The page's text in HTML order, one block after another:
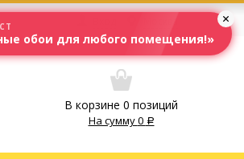
В корзине 0 позиций
На сумму0
обои для любого помещения!»